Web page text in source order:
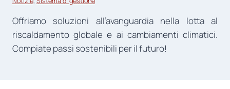
Offriamo soluzioni all’avanguardia nella lotta al
riscaldamento globale e ai cambiamenti climatici.
Compiate passi sostenibili per il futuro!